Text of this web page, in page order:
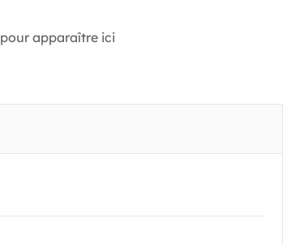
pour apparaître ici